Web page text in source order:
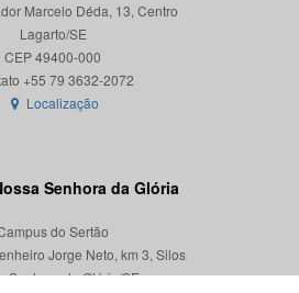
Marcelo Déda, 13, Centro
Lagarto/SE
CEP 49400-000
Localização
Senhora da Glória
do Sertão
Jorge Neto, km 3, Silos
Senhora da Glória/SE